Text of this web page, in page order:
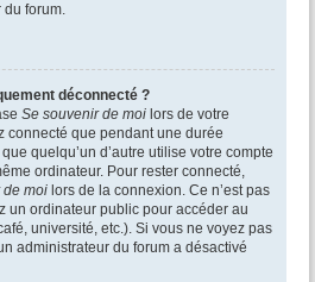
du forum.
déconnecté ?
Se souvenir de moi lors de votre
connecté que pendant une durée
quelqu’un d’autre utilise votre compte
ordinateur. Pour rester connecté,
de moi lors de la connexion. Ce n’est pas
un ordinateur public pour accéder au
université, etc.). Si vous ne voyez pas
administrateur du forum a désactivé